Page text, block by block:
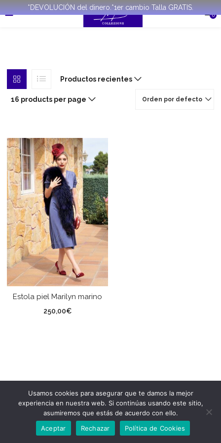
*DEVOLUCIÓN del dinero.*1er cambio Talla GRATIS.
0
Productos recientes
Orden por defecto
16 products per page
Estola piel Marilyn marino
250,00€
Usamos cookies para asegurar que te damos la mejor
experiencia en nuestra web. Si continúas usando este sitio,
asumiremos que estás de acuerdo con ello.
Aceptar
Rechazar Política de Cookies